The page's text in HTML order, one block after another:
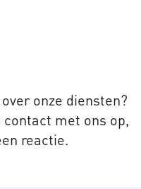
onze diensten?
met ons op,
reactie.